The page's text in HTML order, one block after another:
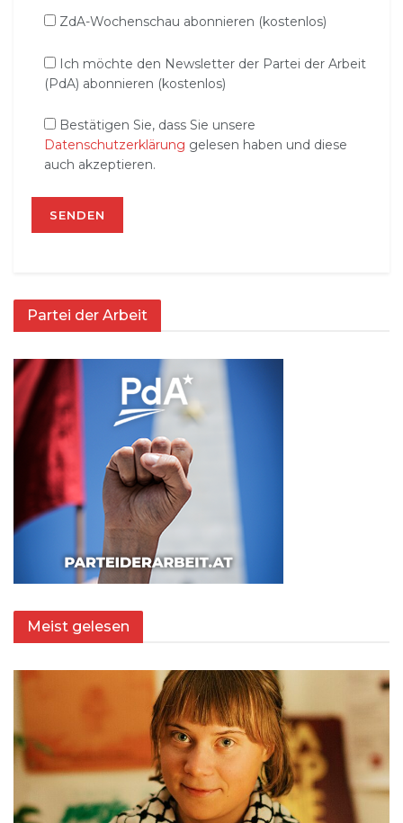
ZdA-Wochenschau abonnieren (kostenlos)
Ich möchte den Newsletter der Partei der Arbeit
(PdA) abonnieren (kostenlos)
Bestätigen Sie, dass Sie unsere
Datenschutzerklärung gelesen haben und diese
auch akzeptieren.
Partei der Arbeit
Meist gelesen